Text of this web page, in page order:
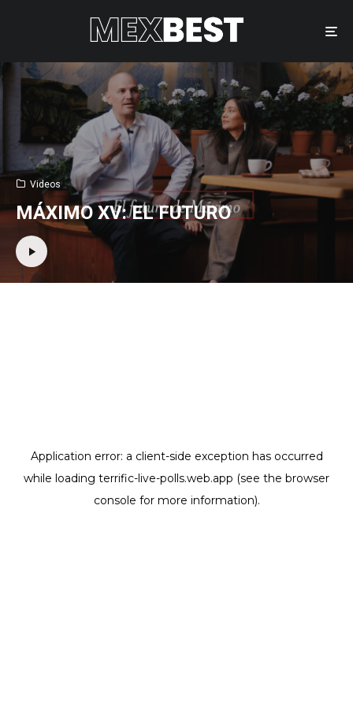
Videos
MÁXIMO XV: EL FUTURO